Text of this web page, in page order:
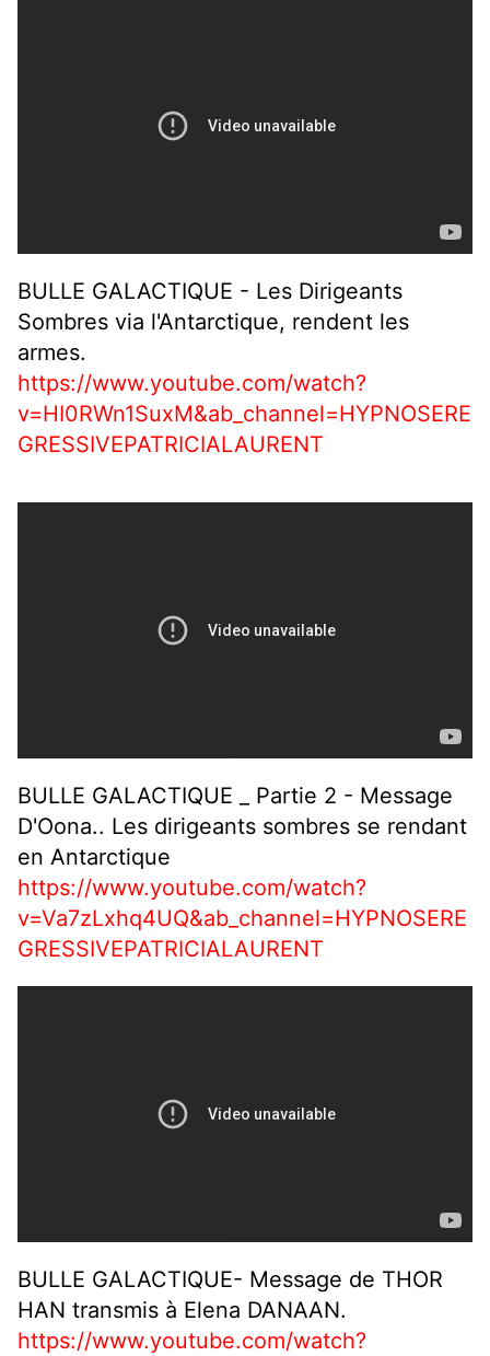
BULLE GALACTIQUE - Les Dirigeants
Sombres via l'Antarctique, rendent les
armes.
https://www.youtube.com/watch?
v=HI0RWn1SuxM&ab_channel=HYPNOSERE
GRESSIVEPATRICIALAURENT
BULLE GALACTIQUE _ Partie 2 - Message
D'Oona.. Les dirigeants sombres se rendant
en Antarctique
https://www.youtube.com/watch?
v=Va7zLxhq4UQ&ab_channel=HYPNOSERE
GRESSIVEPATRICIALAURENT
BULLE GALACTIQUE- Message de THOR
HAN transmis à Elena DANAAN.
https://www.youtube.com/watch?